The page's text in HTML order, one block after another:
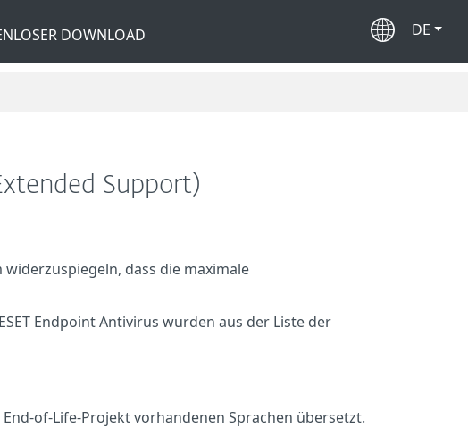
DOWNLOAD DE
Support)
dass die maximale
Endpoint Antivirus wurden aus der Liste der
of-Life-Projekt vorhandenen Sprachen übersetzt.